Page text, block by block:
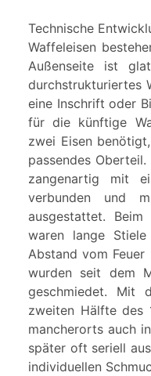
Technische
Waffeleisen
Außenseite ist
durchstrukturiertes
eine Inschrift oder
für die künftige
zwei Eisen
passendes
zangenartig mit
verbunden und
ausgestattet.
waren lange
Abstand vom
wurden seit dem
geschmiedet. Mit
zweiten Hälfte des
mancherorts auch
später oft seriell
individuellen